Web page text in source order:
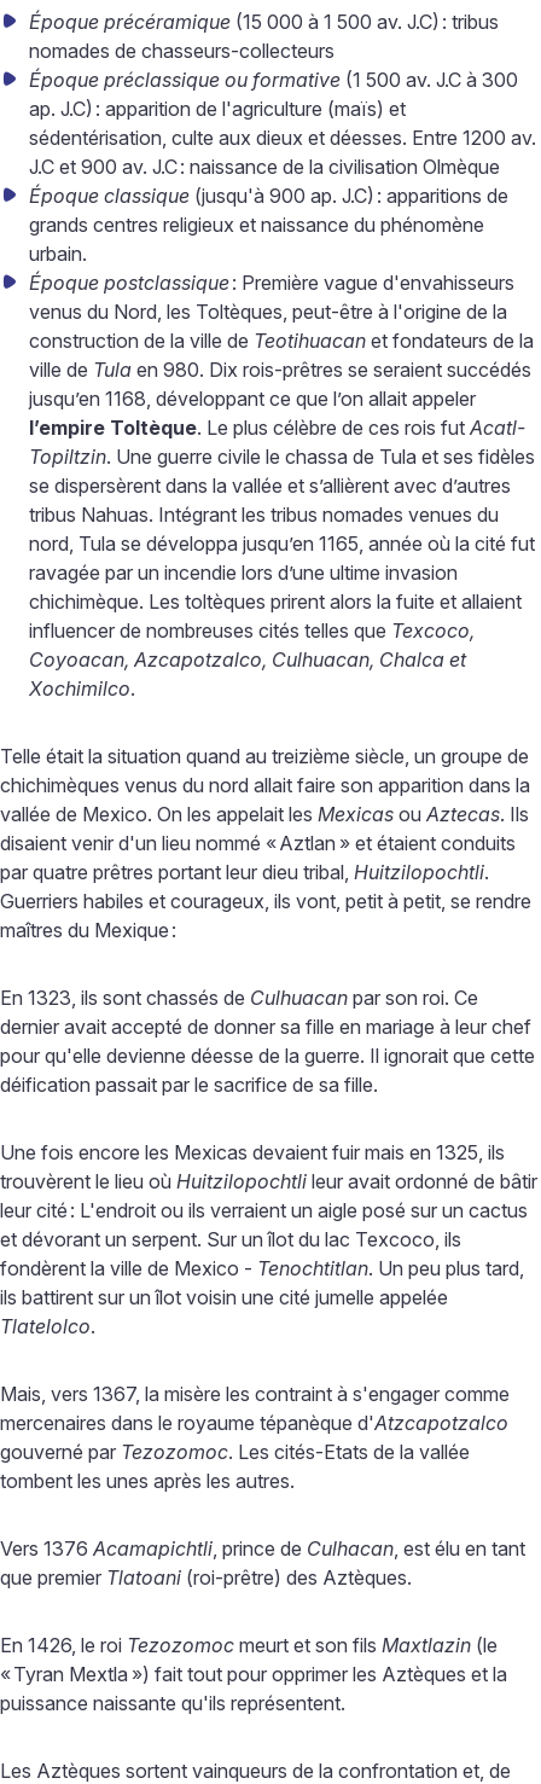
Époque précéramique (15 000 à 1 500 av. J.C) : tribus
nomades de chasseurs-collecteurs
Époque préclassique ou formative (1 500 av. J.C à 300
ap. J.C) : apparition de l'agriculture (maïs) et
sédentérisation, culte aux dieux et déesses. Entre 1200 av.
J.C et 900 av. J.C: naissance de la civilisation Olmèque
Époque classique (jusqu'à 900 ap. J.C) : apparitions de
grands centres religieux et naissance du phénomène
urbain.
Époque postclassique: Première vague d'envahisseurs
venus du Nord, les Toltèques, peut-être à l'origine de la
construction de la ville de Teotihuacan et fondateurs de la
ville de Tula en 980. Dix rois-prêtres se seraient succédés
jusqu’en 1168, développant ce que l’on allait appeler
l’empire Toltèque. Le plus célèbre de ces rois fut Acatl-
Topiltzin. Une guerre civile le chassa de Tula et ses fidèles
se dispersèrent dans la vallée et s’allièrent avec d’autres
tribus Nahuas. Intégrant les tribus nomades venues du
nord, Tula se développa jusqu’en 1165, année où la cité fut
ravagée par un incendie lors d’une ultime invasion
chichimèque. Les toltèques prirent alors la fuite et allaient
influencer de nombreuses cités telles que Texcoco,
Coyoacan, Azcapotzalco, Culhuacan, Chalca et
Xochimilco.
Telle était la situation quand au treizième siècle, un groupe de
chichimèques venus du nord allait faire son apparition dans la
vallée de Mexico. On les appelait les Mexicas ou Aztecas. Ils
disaient venir d'un lieu nommé «Aztlan » et étaient conduits
par quatre prêtres portant leur dieu tribal, Huitzilopochtli.
Guerriers habiles et courageux, ils vont, petit à petit, se rendre
maîtres du Mexique :
En 1323, ils sont chassés de Culhuacan par son roi. Ce
dernier avait accepté de donner sa fille en mariage à leur chef
pour qu'elle devienne déesse de la guerre. Il ignorait que cette
déification passait par le sacrifice de sa fille.
Une fois encore les Mexicas devaient fuir mais en 1325, ils
trouvèrent le lieu où Huitzilopochtli leur avait ordonné de bâtir
leur cité : L'endroit ou ils verraient un aigle posé sur un cactus
et dévorant un serpent. Sur un îlot du lac Texcoco, ils
fondèrent la ville de Mexico - Tenochtitlan. Un peu plus tard,
ils battirent sur un îlot voisin une cité jumelle appelée
Tlatelolco.
Mais, vers 1367, la misère les contraint à s'engager comme
mercenaires dans le royaume tépanèque d'Atzcapotzalco
gouverné par Tezozomoc. Les cités-Etats de la vallée
tombent les unes après les autres.
Vers 1376 Acamapichtli, prince de Culhacan, est élu en tant
que premier Tlatoani (roi-prêtre) des Aztèques.
En 1426, le roi Tezozomoc meurt et son fils Maxtlazin (le
«Tyran Mextla ») fait tout pour opprimer les Aztèques et la
puissance naissante qu'ils représentent.
Les Aztèques sortent vainqueurs de la confrontation et, de